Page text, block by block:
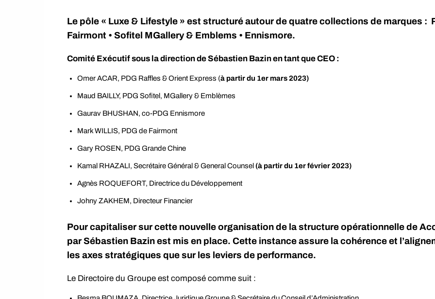
Le pôle « Luxe & Lifestyle » est structuré autour de quatre collections de marques :
Fairmont • Sofitel MGallery & Emblems • Ennismore.
Comité Exécutif sous la direction de Sébastien Bazin en tant que CEO :
Omer ACAR, PDG Raffles & Orient Express (à partir du 1er mars 2023)
Maud BAILLY, PDG Sofitel, MGallery & Emblèmes
Gaurav BHUSHAN, co-PDG Ennismore
Mark WILLIS, PDG de Fairmont
Gary ROSEN, PDG Grande Chine
Kamal RHAZALI, Secrétaire Général & General Counsel (à partir du 1er février 2023)
Agnès ROQUEFORT, Directrice du Développement
Johny ZAKHEM, Directeur Financier
Pour capitaliser sur cette nouvelle organisation de la structure opérationnelle de
par Sébastien Bazin est mis en place. Cette instance assure la cohérence et
les axes stratégiques que sur les leviers de performance.
Le Directoire du Groupe est composé comme suit :